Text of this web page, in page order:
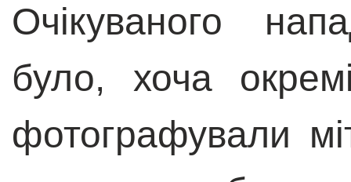
Очікуваного
було, хоча
фотографували